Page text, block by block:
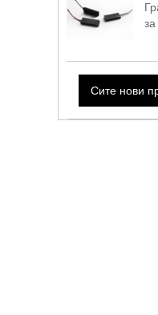
Сите нови